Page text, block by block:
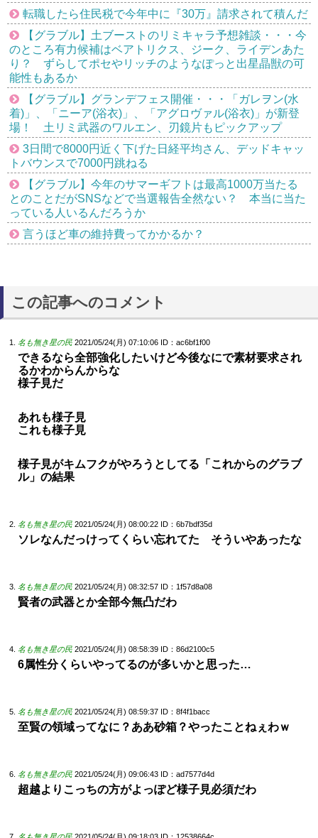
転職したら住民税で今年中に『30万』請求されて積んだ
【グラブル】土ブーストのリミキャラ予想雑談・・・今
のところ有力候補はベアトリクス、ジーク、ライデンあた
り？ ずらしてポセやリッチのようなぽっと出星晶獣の可
能性もあるか
【グラブル】グランデフェス開催・・・「ガレヲン(水
着)」、「ニーア(浴衣)」、「アグロヴァル(浴衣)」が新登
場！ 土リミ武器のワルエン、刃鏡片もピックアップ
3日間で8000円近く下げた日経平均さん、デッドキャッ
トバウンスで7000円跳ねる
【グラブル】今年のサマーギフトは最高1000万当たる
とのことだがSNSなどで当選報告全然ない？ 本当に当た
っている人いるんだろうか
言うほど車の維持費ってかかるか？
この記事へのコメント
名も無き星の民 2021/05/24(月) 07:10:06 ID：ac6bf1f00
できるなら全部強化したいけど今後なにで素材要求され
るかわからんからな
様子見だ
あれも様子見
これも様子見
様子見がキムフクがやろうとしてる「これからのグラブ
ル」の結果
名も無き星の民 2021/05/24(月) 08:00:22 ID：6b7bdf35d
ソレなんだっけってくらい忘れてた そういやあったな
名も無き星の民 2021/05/24(月) 08:32:57 ID：1f57d8a08
賢者の武器とか全部今無凸だわ
名も無き星の民 2021/05/24(月) 08:58:39 ID：86d2100c5
6属性分くらいやってるのが多いかと思った…
名も無き星の民 2021/05/24(月) 08:59:37 ID：8f4f1bacc
至賢の領域ってなに？ああ砂箱？やったことねぇわｗ
名も無き星の民 2021/05/24(月) 09:06:43 ID：ad7577d4d
超越よりこっちの方がよっぽど様子見必須だわ